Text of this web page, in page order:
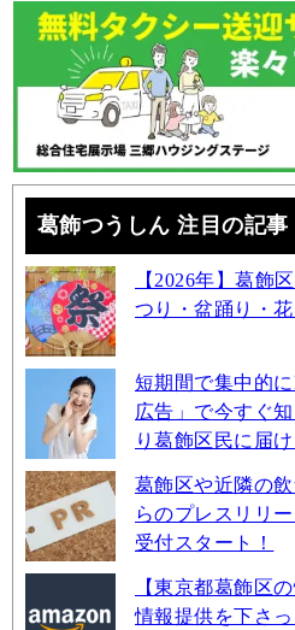
葛飾つうしん 注目の記事
【2026年】葛飾
つり・盆踊り・
短期間で集中的
広告」で今すぐ
り葛飾区民に届
葛飾区や近隣の
らのプレスリリ
受付スタート！
【東京都葛飾区
情報提供を下さ